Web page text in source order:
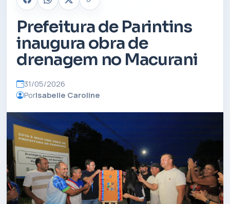
Prefeitura de Parintins
inaugura obra de
drenagem no Macurani
31/05/2026
PorIsabelle Caroline